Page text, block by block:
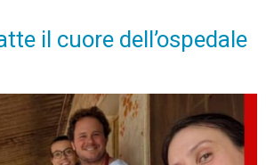
il cuore dell’ospedale